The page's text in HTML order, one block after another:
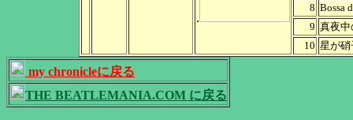
.
8 Bossa
9 真夜中
10 星が硝
my chronicleに戻る
THE BEATLEMANIA.COM に戻る